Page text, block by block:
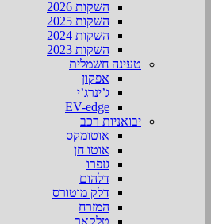
השקות 2026
השקות 2025
השקות 2024
השקות 2023
טעינה חשמלית
אפקון
ג’ינרג’י
EV-edge
יבואניות רכב
אוטומקס
אוטו חן
גזפרו
דלהום
דלק מוטורס
המזרח
טלקאר